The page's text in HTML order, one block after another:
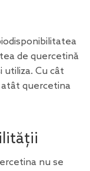
de quercetină
utiliza. Cu cât
quercetina
nu se